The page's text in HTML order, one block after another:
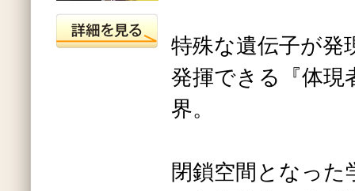
特殊な遺伝子が発
発揮できる『体現
界。
閉鎖空間となった